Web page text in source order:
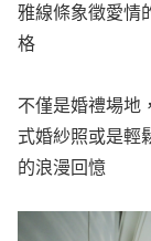
雅線條象徵愛情
格
不僅是婚禮場地
式婚紗照或是輕
的浪漫回憶